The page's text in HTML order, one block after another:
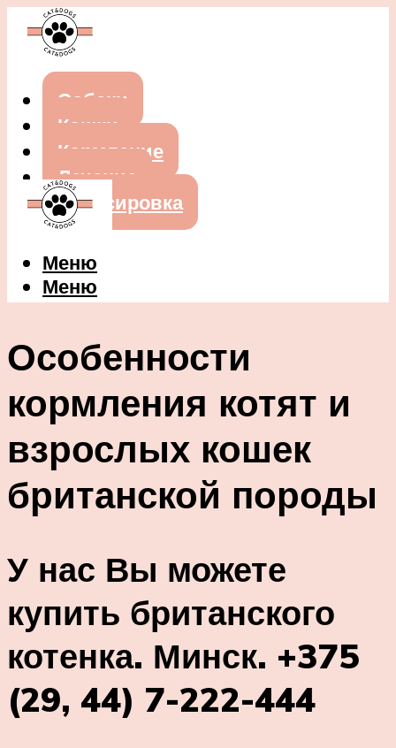
Собаки
Кошки
Кормление
Лечение
Дрессировка
Меню
Меню
Особенности
кормления котят и
взрослых кошек
британской породы
У нас Вы можете
купить британского
котенка. Минск. +375
(29, 44) 7-222-444